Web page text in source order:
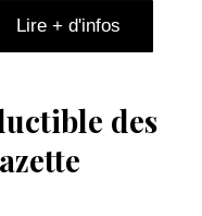
Lire + d'infos
des